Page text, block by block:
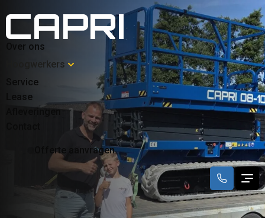
Over ons
Hoogwerkers
Service
Lease
Afleveringen
Offerte aanvragen